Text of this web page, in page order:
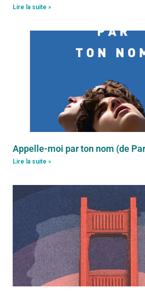
Lire la suite »
Appelle-moi par ton nom (de
Lire la suite »